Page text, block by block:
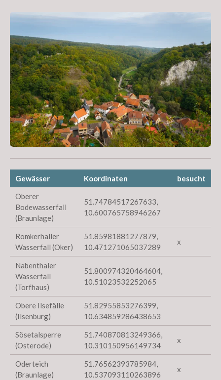
Gewässer Koordinaten
besucht
Oberer
Bodewasserfall
(Braunlage)
51.74784517267633,
10.600765758946267
Romkerhaller
Wasserfall (Oker)
51.85981881277879,
10.471271065037289
x
Nabenthaler
Wasserfall
(Torfhaus)
51.800974320464604,
10.51023532252065
Obere Ilsefälle
(Ilsenburg)
51.82955853276399,
10.634859286438653
Sösetalsperre
(Osterode)
51.740870813249366,
10.310150956149734
x
Oderteich
(Braunlage)
51.76562393785984,
10.537093110263896
x